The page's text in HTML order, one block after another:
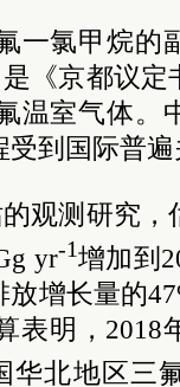
一氯甲烷的
《京都议
温室气体。
受到国际普
观测研究
yr-1增加到
增长量的
表明，2018
华北地区三